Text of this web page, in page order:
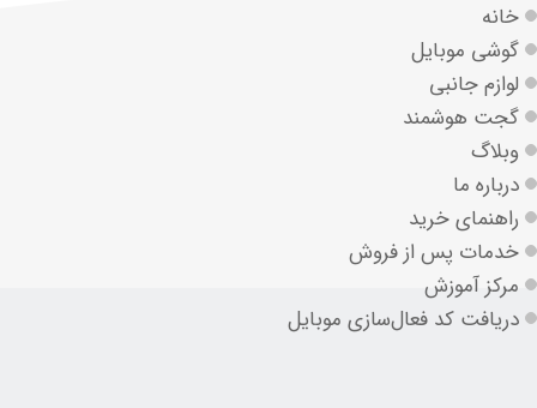
خانه
گوشی موبایل
لوازم جانبی
گجت هوشمند
وبلاگ
درباره ما
راهنمای خرید
خدمات پس از فروش
مرکز آموزش
دریافت کد فعال‌سازی موبایل